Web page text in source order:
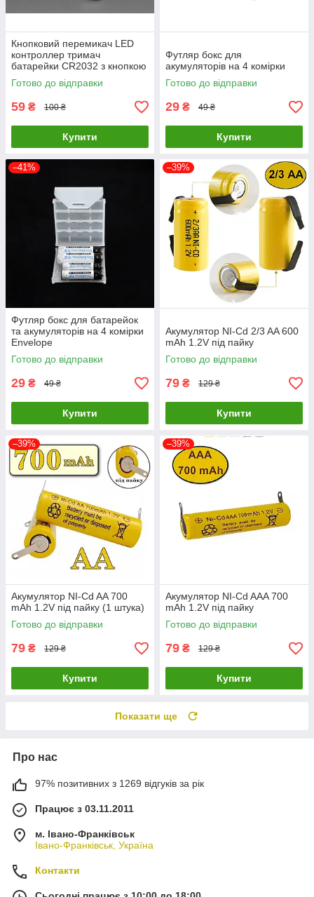
Кнопковий перемикач LED
контроллер тримач
батарейки CR2032 з кнопкою
та 3 режимами миготіння для
DIY проектів, костюмів та
декору
Готово до відправки
59 ₴ 100 ₴
Купити
Футляр бокс для
акумуляторів на 4 комірки
Готово до відправки
29 ₴ 49 ₴
Купити
–41%
Футляр бокс для батарейок
та акумуляторів на 4 комірки
Envelope
Готово до відправки
29 ₴ 49 ₴
Купити
–39%
Акумулятор NI-Cd 2/3 AA 600
mAh 1.2V під пайку
Готово до відправки
79 ₴ 129 ₴
Купити
–39%
Акумулятор NI-Cd AA 700
mAh 1.2V під пайку (1 штука)
Готово до відправки
79 ₴ 129 ₴
Купити
–39%
Акумулятор NI-Cd AAA 700
mAh 1.2V під пайку
Готово до відправки
79 ₴ 129 ₴
Купити
Показати ще
Про нас
97% позитивних з 1269 відгуків за рік
Працює з 03.11.2011
м. Івано-Франківськ
Івано-Франківськ, Україна
Контакти